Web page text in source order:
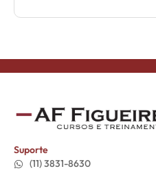
Suporte
(11) 3831-8630